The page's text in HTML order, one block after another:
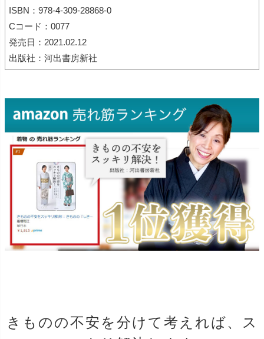
ISBN：978-4-309-28868-0
Cコード：0077
発売日：2021.02.12
出版社：河出書房新社
きものの不安を分けて考えれば、ス